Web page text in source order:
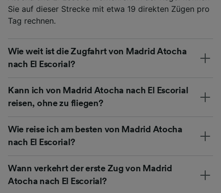
Sie auf dieser Strecke mit etwa 19 direkten Zügen pro
Tag rechnen.
Wie weit ist die Zugfahrt von Madrid Atocha
nach El Escorial?
Kann ich von Madrid Atocha nach El Escorial
reisen, ohne zu fliegen?
Wie reise ich am besten von Madrid Atocha
nach El Escorial?
Wann verkehrt der erste Zug von Madrid
Atocha nach El Escorial?